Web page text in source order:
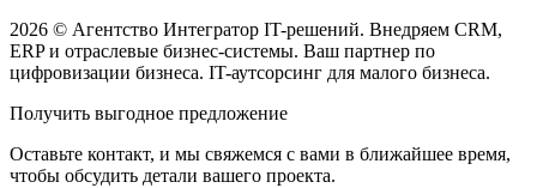
2026 © Агентство Интегратор IT-решений. Внедряем CRM,
ERP и отраслевые бизнес-системы. Ваш партнер по
цифровизации бизнеса. IT-аутсорсинг для малого бизнеса.
Получить выгодное предложение
Оставьте контакт, и мы свяжемся с вами в ближайшее время,
чтобы обсудить детали вашего проекта.